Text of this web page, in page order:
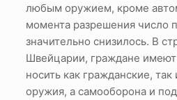
любым оружием, кроме
момента разрешения число
значительно снизилось. В
Швейцарии, граждане имеют
носить как гражданские,
оружия, а самооборона и